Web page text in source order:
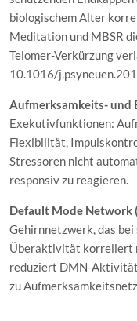
biologischem Alter
Meditation und MBSR
Telomer-Verkürzung
10.1016/
Aufmerksamkeits- und
Exekutivfunktionen:
Flexibilität,
Stressoren nicht
responsiv zu reagieren.
Default Mode Network
Gehirnnetzwerk, das
Überaktivität korreliert
reduziert DMN-
zu